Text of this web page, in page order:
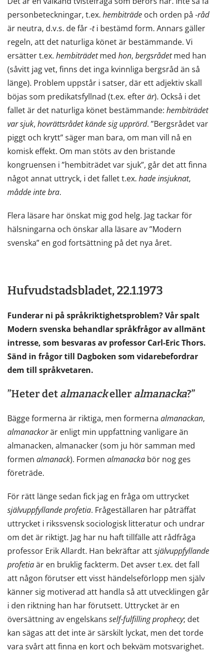
personbeteckningar, t.ex. hembiträde och orden på -råd
är neutra, d.v.s. de får -ti bestämd form. Annars gäller
regeln, att det naturliga könet är bestämmande. Vi
ersätter t.ex. hembiträdetmed hon, bergsrådetmed han
(såvitt jag vet, finns det inga kvinnliga bergsråd än så
länge). Problem uppstår i satser, där ett adjektiv skall
böjas som predikatsfyllnad (t.ex. efterär). Också i det
fallet är det naturliga könet bestämmande: hembiträdet
varsjuk, hovrättsrådetkändesig upprörd. ”Bergsrådet var
piggt och krytt” säger man bara, om man vill nå en
komisk effekt. Om man stöts av den bristande
kongruensen i ”hembiträdet var sjuk”, går det att finna
något annat uttryck, i det fallet t.ex. hadeinsjuknat,
måddeintebra.
Flera läsare har önskat mig god helg. Jag tackar för
hälsningarna och önskar alla läsare av ”Modern
svenska” en god fortsättning på det nya året.
Hufvudstadsbladet, 22.1.1973
Funderar ni på språkriktighetsproblem? Vår spalt
Modern svenska behandlar språkfrågor av allmänt
intresse, som besvaras av professor Carl-Eric Thors.
Sänd in frågor till Dagboken som vidarebefordrar
dem till språkvetaren.
”Heter detalmanackelleralmanacka?”
Bägge formerna är riktiga, men formerna almanackan,
almanackorär enligt min uppfattning vanligare än
almanacken, almanacker (som ju hör samman med
formen almanack). Formen almanacka bör nog ges
företräde.
För rätt länge sedan fick jag en fråga om uttrycket
självuppfyllandeprofetia. Frågeställaren har påträffat
uttrycket i rikssvensk sociologisk litteratur och undrar
om det är riktigt. Jag har nu haft tillfälle att rådfråga
professor Erik Allardt. Han bekräftar attsjälvuppfyllande
profetiaär en bruklig fackterm. Det avser t.ex. det fall
att någon förutser ett visst händelseförlopp men själv
känner sig motiverad att handla så att utvecklingen går
i den riktning han har förutsett. Uttrycket är en
översättning av engelskans self-fulfillingprophecy; det
kan sägas att det inte är särskilt lyckat, men det torde
vara svårt att finna en kort och bekväm motsvarighet.